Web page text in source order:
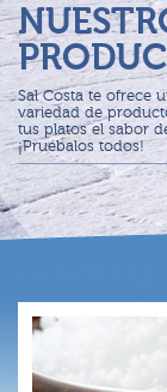
Sal Costa te ofrece
variedad de
tus platos el sabor
¡Pruébalos todos!